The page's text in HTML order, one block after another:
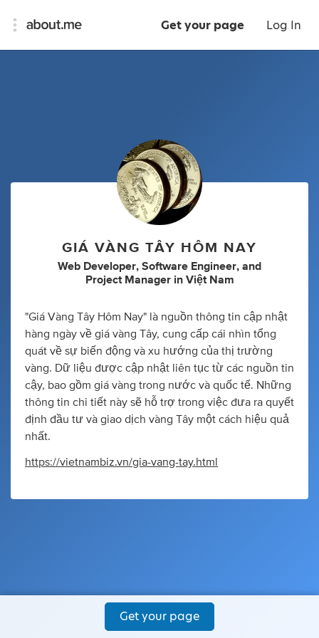
Get your page Log In
GIÁ VÀNG TÂY HÔM NAY
Web Developer, Software Engineer, and
Project Manager in Việt Nam
"Giá Vàng Tây Hôm Nay" là nguồn thông tin cập nhật
hàng ngày về giá vàng Tây, cung cấp cái nhìn tổng
quát về sự biến động và xu hướng của thị trường
vàng. Dữ liệu được cập nhật liên tục từ các nguồn tin
cậy, bao gồm giá vàng trong nước và quốc tế. Những
thông tin chi tiết này sẽ hỗ trợ trong việc đưa ra quyết
định đầu tư và giao dịch vàng Tây một cách hiệu quả
nhất.
https://vietnambiz.vn/gia-vang-tay.html
Get your page